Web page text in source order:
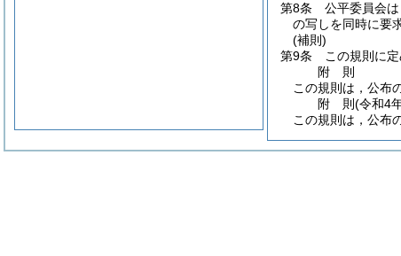
第8条
公平委員会
の写しを同時に要
(補則)
第9条
この規則に
附 則
この規則は，公布
附 則(令和4
この規則は，公布